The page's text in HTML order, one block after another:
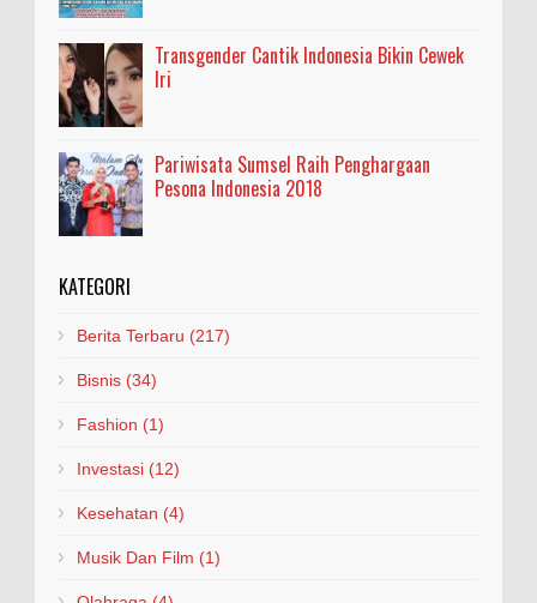
Transgender Cantik Indonesia Bikin Cewek
Iri
Pariwisata Sumsel Raih Penghargaan
Pesona Indonesia 2018
KATEGORI
Berita Terbaru (217)
Bisnis (34)
Fashion (1)
Investasi (12)
Kesehatan (4)
Musik Dan Film (1)